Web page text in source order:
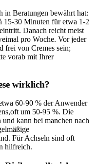
in Beratungen bewährt hat:
15-30 Minuten⁤ für etwa 1-2⁣
Danach reicht meist
pro Woche.⁣ Vor jeder
frei von Cremes sein;
vorab mit Ihrer
wirklich?
60-90 % der Anwender
‍um⁣ 50-95 %. Die
kann bei manchen nach
Für ⁢Achseln⁤ sind oft
hilfreich.